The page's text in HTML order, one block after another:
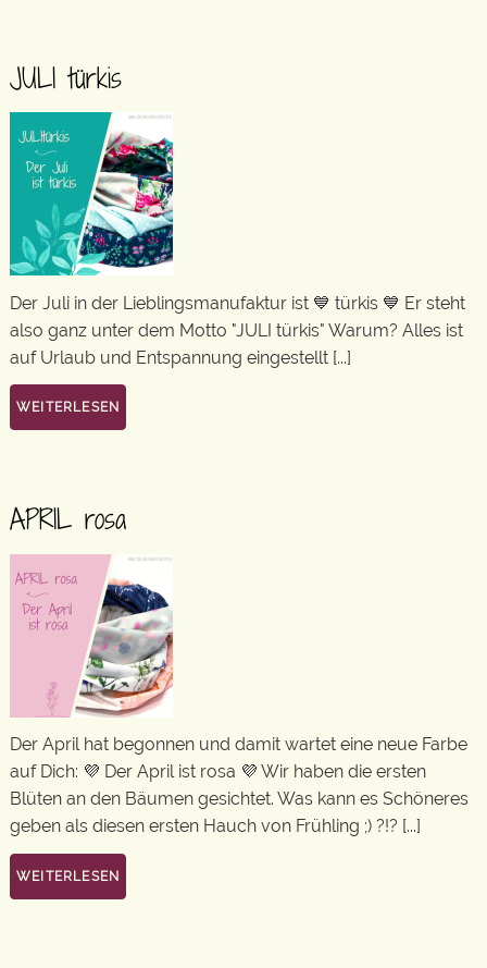
JULI türkis
Der Juli in der Lieblingsmanufaktur ist 💙 türkis 💙 Er steht
also ganz unter dem Motto "JULI türkis" Warum? Alles ist
auf Urlaub und Entspannung eingestellt [...]
WEITERLESEN
APRIL rosa
Der April hat begonnen und damit wartet eine neue Farbe
auf Dich: 💜 Der April ist rosa 💜 Wir haben die ersten
Blüten an den Bäumen gesichtet. Was kann es Schöneres
geben als diesen ersten Hauch von Frühling ;) ?!? [...]
WEITERLESEN